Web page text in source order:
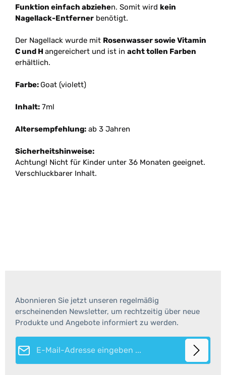
Funktion einfach abziehen. Somit wird kein
Nagellack-Entferner benötigt.
Der Nagellack wurde mit Rosenwasser sowie Vitamin
C und H angereichert und ist in acht tollen Farben
erhältlich.
Farbe:Goat (violett)
Inhalt: 7ml
Altersempfehlung: ab 3 Jahren
Sicherheitshinweise:
Achtung! Nicht für Kinder unter 36 Monaten geeignet.
Verschluckbarer Inhalt.
Abonnieren Sie jetzt unseren regelmäßig
erscheinenden Newsletter, um rechtzeitig über neue
Produkte und Angebote informiert zu werden.
E-Mail-Adresse*